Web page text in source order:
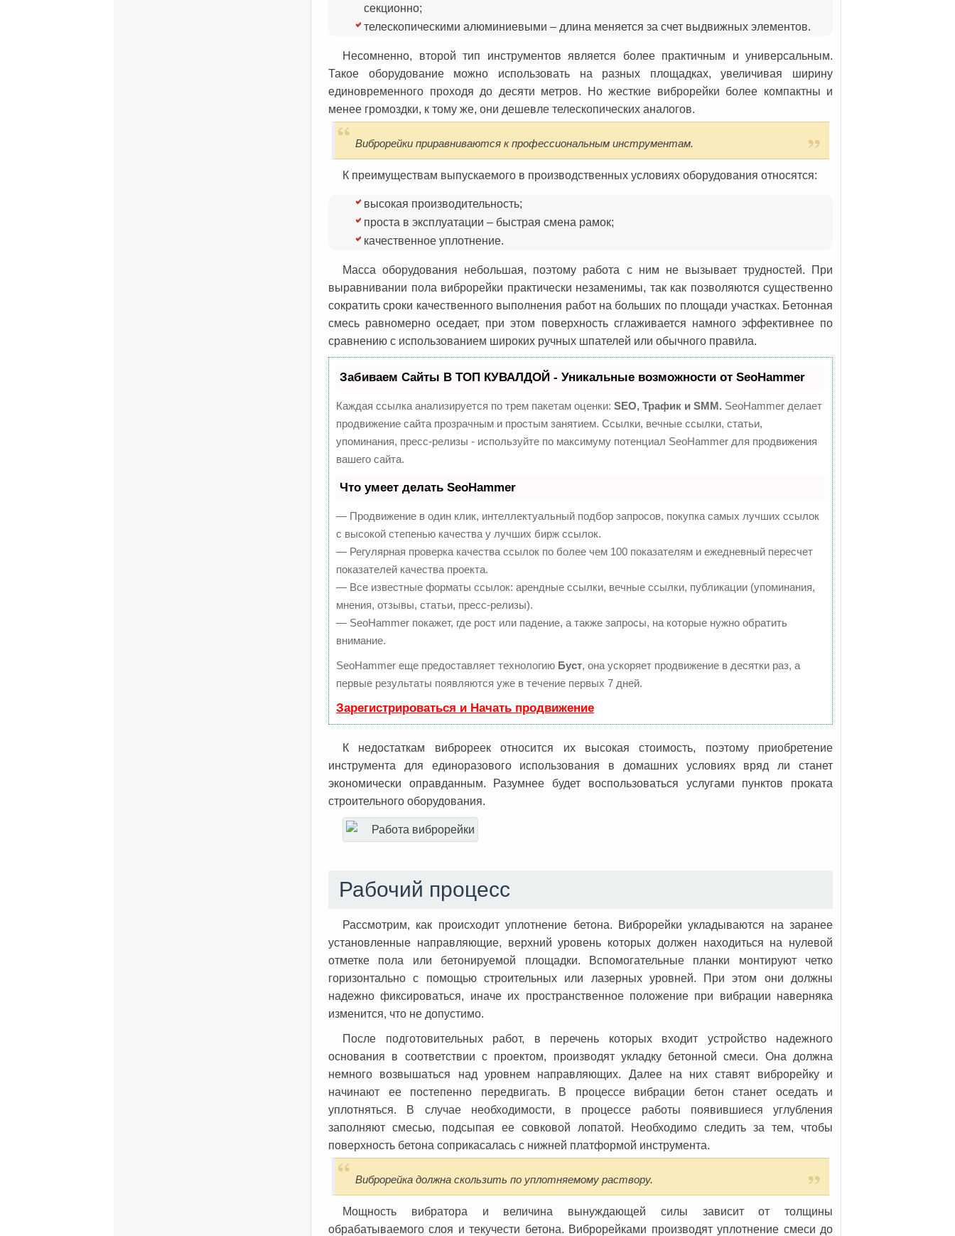
секционно;
телескопическими алюминиевыми – длина меняется за счет выдвижных элементов.
Несомненно, второй тип инструментов является более практичным и универсальным.
Такое оборудование можно использовать на разных площадках, увеличивая ширину
единовременного проходя до десяти метров. Но жесткие виброрейки более компактны и
менее громоздки, к тому же, они дешевле телескопических аналогов.
Виброрейки приравниваются к профессиональным инструментам.
К преимуществам выпускаемого в производственных условиях оборудования относятся:
высокая производительность;
проста в эксплуатации – быстрая смена рамок;
качественное уплотнение.
Масса оборудования небольшая, поэтому работа с ним не вызывает трудностей. При
выравнивании пола виброрейки практически незаменимы, так как позволяются существенно
сократить сроки качественного выполнения работ на больших по площади участках. Бетонная
смесь равномерно оседает, при этом поверхность сглаживается намного эффективнее по
сравнению с использованием широких ручных шпателей или обычного прави́ла.
Забиваем Сайты В ТОП КУВАЛДОЙ - Уникальные возможности от SeoHammer
Каждая ссылка анализируется по трем пакетам оценки: SEO, Трафик и SMM. SeoHammer делает
продвижение сайта прозрачным и простым занятием. Ссылки, вечные ссылки, статьи,
упоминания, пресс-релизы - используйте по максимуму потенциал SeoHammer для продвижения
вашего сайта.
Что умеет делать SeoHammer
— Продвижение в один клик, интеллектуальный подбор запросов, покупка самых лучших ссылок
с высокой степенью качества у лучших бирж ссылок.
— Регулярная проверка качества ссылок по более чем 100 показателям и ежедневный пересчет
показателей качества проекта.
— Все известные форматы ссылок: арендные ссылки, вечные ссылки, публикации (упоминания,
мнения, отзывы, статьи, пресс-релизы).
— SeoHammer покажет, где рост или падение, а также запросы, на которые нужно обратить
внимание.
SeoHammer еще предоставляет технологию Буст, она ускоряет продвижение в десятки раз, а
первые результаты появляются уже в течение первых 7 дней.
Зарегистрироваться и Начать продвижение
К недостаткам виброреек относится их высокая стоимость, поэтому приобретение
инструмента для единоразового использования в домашних условиях вряд ли станет
экономически оправданным. Разумнее будет воспользоваться услугами пунктов проката
строительного оборудования.
Рабочий процесс
Рассмотрим, как происходит уплотнение бетона. Виброрейки укладываются на заранее
установленные направляющие, верхний уровень которых должен находиться на нулевой
отметке пола или бетонируемой площадки. Вспомогательные планки монтируют четко
горизонтально с помощью строительных или лазерных уровней. При этом они должны
надежно фиксироваться, иначе их пространственное положение при вибрации наверняка
изменится, что не допустимо.
После подготовительных работ, в перечень которых входит устройство надежного
основания в соответствии с проектом, производят укладку бетонной смеси. Она должна
немного возвышаться над уровнем направляющих. Далее на них ставят виброрейку и
начинают ее постепенно передвигать. В процессе вибрации бетон станет оседать и
уплотняться. В случае необходимости, в процессе работы появившиеся углубления
заполняют смесью, подсыпая ее совковой лопатой. Необходимо следить за тем, чтобы
поверхность бетона соприкасалась с нижней платформой инструмента.
Виброрейка должна скользить по уплотняемому раствору.
Мощность вибратора и величина вынуждающей силы зависит от толщины
обрабатываемого слоя и текучести бетона. Виброрейками производят уплотнение смеси до